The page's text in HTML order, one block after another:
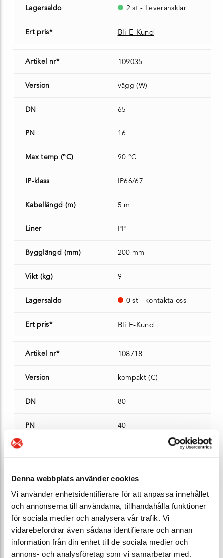
Denna webbplats använder cookies
Vi använder enhetsidentifierare för att anpassa innehållet
och annonserna till användarna, tillhandahålla funktioner
för sociala medier och analysera vår trafik. Vi
vidarebefordrar även sådana identifierare och annan
information från din enhet till de sociala medier och
annons- och analysföretag som vi samarbetar med.
Lagersaldo 2 st - Leveransklar
Ert pris* Bli E-Kund
Artikel nr* 109035
Version vägg (W)
DN 65
PN 16
Max temp (°C) 90 °C
IP-klass IP66/67
Kabellängd (m) 5 m
Liner PP
Bygglängd (mm) 200 mm
Vikt (kg) 9
Lagersaldo 0 st - kontakta oss
Ert pris* Bli E-Kund
Artikel nr* 108718
Version kompakt (C)
DN 80
PN 40
Kabellängd (m) 5 m
Liner PP
Bygglängd (mm) 200 mm